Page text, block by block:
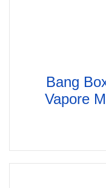
Bang
Vapore